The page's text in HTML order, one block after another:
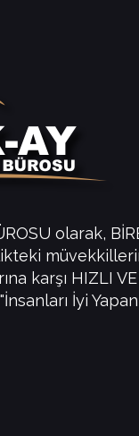
olarak,
karşı HIZLI
İyi Yapan